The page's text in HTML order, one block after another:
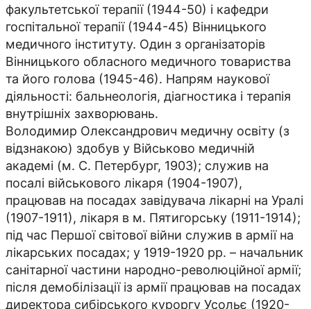
факультетської терапії (1944-50) і кафедри
госпітальної терапії (1944-45) Вінницького
медичного інституту. Один з організаторів
Вінницького обласного медичного товариства
та його голова (1945-46). Напрям наукової
діяльності: бальнеологія, діагностика і терапія
внутрішніх захворювань.
Володимир Олександрович медичну освіту (з
відзнакою) здобув у Військово медичній
академі (м. С. Петербург, 1903); служив на
посалі військового лікаря (1904-1907),
працював на посадах завідувача лікарні на Уралі
(1907-1911), лікаря в м. Пятигорську (1911-1914);
під час Першої світової війни служив в армії на
лікарських посадах; у 1919-1920 рр. – начальник
санітарної частини народно-революційної армії;
після демобілізації із армії працював на посадах
директора сибірського куроргу Усольє (1920-